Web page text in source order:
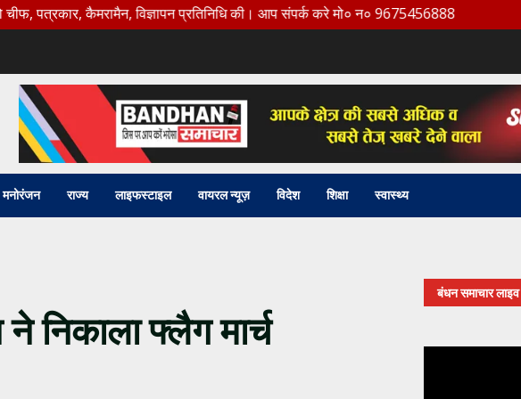
कैमरामैन, विज्ञापन प्रतिनिधि की। आप संपर्क करे मो० न० 9675456888
मनोरंजन राज्य लाइफस्टाइल वायरल न्यूज़ विदेश शिक्षा स्वास्थ्य
निकाला फ्लैग मार्च
बंधन समाचार लाइव